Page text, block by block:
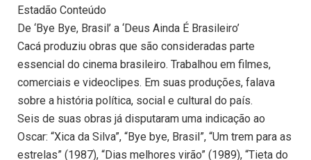
Estadão Conteúdo
De ‘Bye Bye, Brasil’ a ‘Deus Ainda É Brasileiro’
Cacá produziu obras que são consideradas parte
essencial do cinema brasileiro. Trabalhou em filmes,
comerciais e videoclipes. Em suas produções, falava
sobre a história política, social e cultural do país.
Seis de suas obras já disputaram uma indicação ao
Oscar: “Xica da Silva”, “Bye bye, Brasil”, “Um trem para as
estrelas” (1987), “Dias melhores virão” (1989), “Tieta do